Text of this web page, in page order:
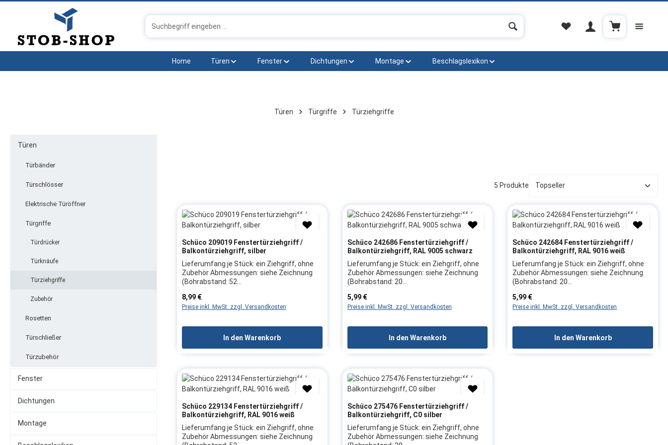
Hauptinhalt springen
Zur Suche springen
Zur Hauptnavigation springen
Home Türen Fenster Dichtungen Montage Beschlagslexikon
Türen Türgriffe Türziehgriffe
Türen
Türbänder
Türschlösser
Elektrische Türöffner
Türgriffe
Türdrücker
Türknäufe
Türziehgriffe
Zubehör
Rosetten
Türschließer
Türzubehör
Fenster
Dichtungen
Montage
5 Produkte
Schüco 209019 Fenstertürziehgriff /
Balkontürziehgriff, silber
Lieferumfang je Stück: ein Ziehgriff, ohne
Zubehör Abmessungen: siehe Zeichnung
(Bohrabstand: 52
Aluminium Farbe: E6/EV1, silberZiehgriff zur
einfachen Befestigung mit Schrauben
BalkontürenHerstellerangaben:Firma:
Schüco Herstellerartikel:
Austauschen von Beschlagteilen sowie das
Fachkraft vornehmen zu lassen
Regulärer Preis:
8,99 €
Preise inkl. MwSt. zzgl. Versandkosten
In den Warenkorb
Schüco 242686 Fenstertürziehgriff /
Balkontürziehgriff, RAL 9005 schwarz
Lieferumfang je Stück: ein Ziehgriff, ohne
Zubehör Abmessungen: siehe Zeichnung
(Bohrabstand: 20
KunststoffFarbe: RAL 9005, schwarzals
äußerer Griff mit verdeckt liegender
Schrauben geeignet für Fenstertüren /
Balkontüren, speziell für
aufgrund flachem
Herstellerartikel: 242686Hinweis: Wir
empfehlen, das Austauschen von
Beschlagteilen sowie das Justieren des
vornehmen zu lassen
Regulärer Preis:
5,99 €
Preise inkl. MwSt. zzgl. Versandkosten
In den Warenkorb
Schüco 242684 Fenstertürziehgriff /
Balkontürziehgriff, RAL 9016 weiß
Lieferumfang je Stück: ein Ziehgriff, ohne
Zubehör Abmessungen: siehe Zeichnung
(Bohrabstand: 20
KunststoffFarbe: RAL 9016, weißals
äußerer Griff mit verdeckt liegender
Schrauben geeignet für Fenstertüren /
Balkontüren, speziell für
aufgrund flachem
Regulärer Preis:
5,99 €
Preise inkl. MwSt. zzgl. Versandkosten
In den Warenkorb
Schüco 229134 Fenstertürziehgriff /
Balkontürziehgriff, RAL 9016 weiß
Lieferumfang je Stück: ein Ziehgriff, ohne
Zubehör Abmessungen: siehe Zeichnung
Schüco 275476 Fenstertürziehgriff /
Balkontürziehgriff, C0 silber
Lieferumfang je Stück: ein Ziehgriff, ohne
Zubehör Abmessungen: siehe Zeichnung